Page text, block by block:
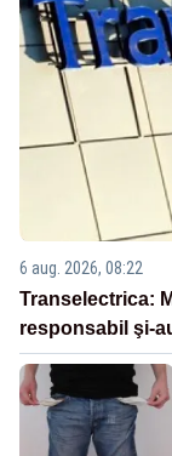
6 aug. 2026, 08:22
Transelectrica:
responsabil şi-